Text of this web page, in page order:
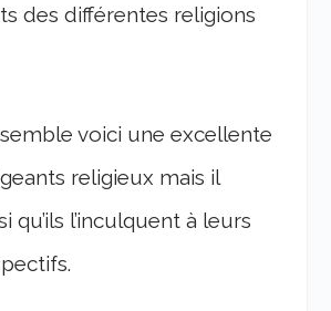
des différentes religions
voici une excellente
religieux mais il
qu’ils l’inculquent à leurs